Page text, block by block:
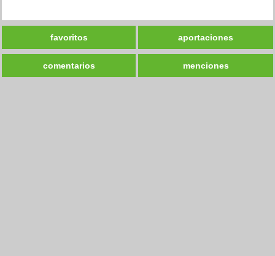
favoritos aportaciones
comentarios menciones